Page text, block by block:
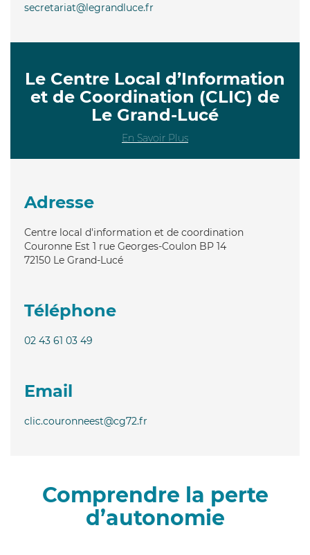
secretariat@legrandluce.fr
Le Centre Local d’Information
et de Coordination (CLIC) de
Le Grand-Lucé
En Savoir Plus
Adresse
Centre local d'information et de coordination
Couronne Est 1 rue Georges-Coulon BP 14
72150 Le Grand-Lucé
Téléphone
02 43 61 03 49
Email
clic.couronneest@cg72.fr
Comprendre la perte
d’autonomie